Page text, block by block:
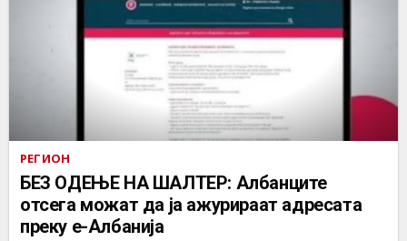
РЕГИОН
БЕЗ ОДЕЊЕ НА ШАЛТЕР: Албанците
отсега можат да ја ажурираат адресата
преку е-Албанија